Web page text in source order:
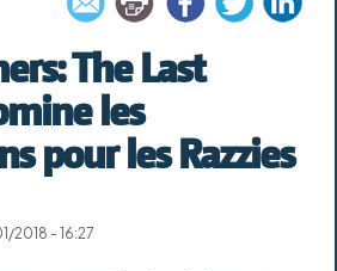
The Last
les
pour les Razzies
2018 - 16:27